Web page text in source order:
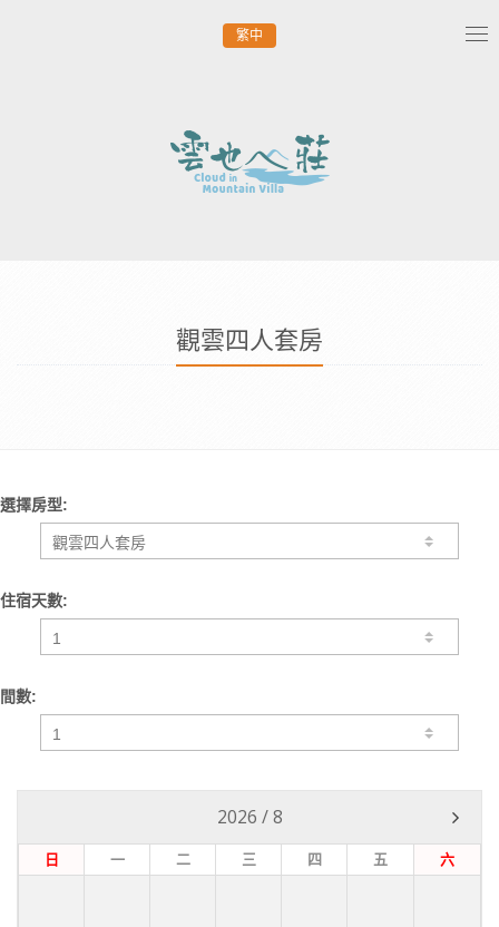
繁中
觀雲四人套房
選擇房型:
住宿天數:
間數:
2026 /8
日 一 二 三 四 五 六